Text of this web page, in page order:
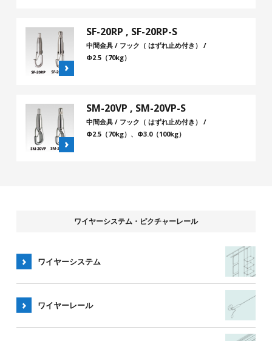
SF-20RP , SF-20RP-S
中間金具 / フック（ はずれ止め付き） /
Φ2.5（70kg）
SM-20VP , SM-20VP-S
中間金具 / フック（ はずれ止め付き） /
Φ2.5（70kg）、Φ3.0（100kg）
ワイヤーシステム・ピクチャーレール
ワイヤーシステム
ワイヤーレール